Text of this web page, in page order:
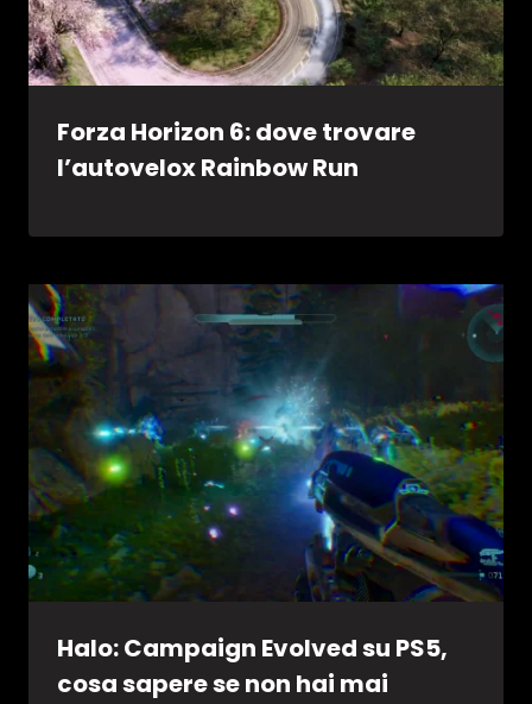
Forza Horizon 6: dove trovare
l’autovelox Rainbow Run
Halo: Campaign Evolved su PS5,
cosa sapere se non hai mai